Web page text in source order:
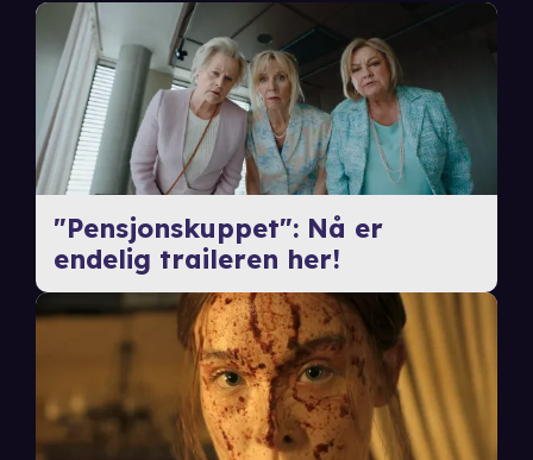
"Pensjonskuppet": Nå er
endelig traileren her!